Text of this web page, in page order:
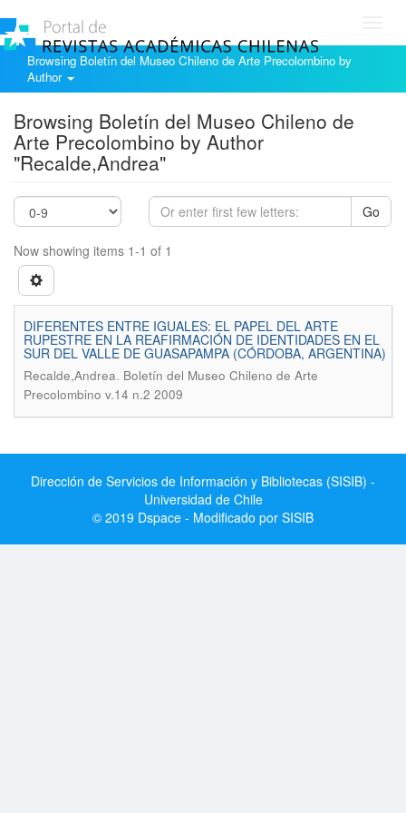
Browsing Boletín del Museo Chileno de Arte Precolombino by
Author
Browsing Boletín del Museo Chileno de
Arte Precolombino by Author
"Recalde,Andrea"
Go
Now showing items 1-1 of 1
DIFERENTES ENTRE IGUALES: EL PAPEL DEL ARTE
RUPESTRE EN LA REAFIRMACIÓN DE IDENTIDADES EN EL
SUR DEL VALLE DE GUASAPAMPA (CÓRDOBA, ARGENTINA)
Recalde,Andrea. Boletín del Museo Chileno de Arte
Precolombino v.14 n.2 2009
Dirección de Servicios de Información y Bibliotecas (SISIB) -
Universidad de Chile
© 2019 Dspace - Modificado por SISIB